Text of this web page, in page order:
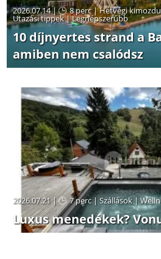
2026.07.14 | 8 perc|Hétvégi
Utazási tippek|Legnépszerűbb
10 díjnyertes strand a
amiben nem csalódsz
2026.07.21 | 7 perc|Szállások|
Luxus menedékek?